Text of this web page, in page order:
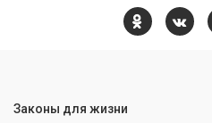
Законы для жизни